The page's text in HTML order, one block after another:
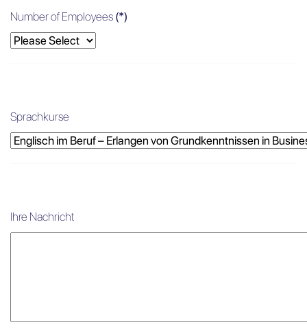
Number of Employees (*)
Sprachkurse
Ihre Nachricht